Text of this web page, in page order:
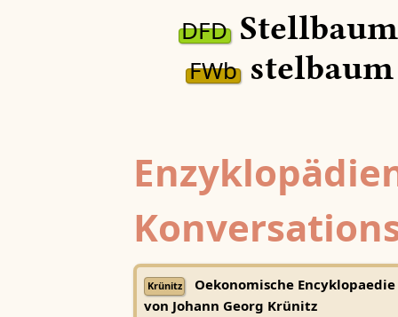
DFD
FWbstelbaum
Krünitz
Oekonomische Encyklopaedie
von Johann Georg Krünitz